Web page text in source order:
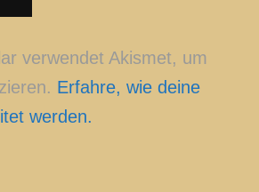
verwendet Akismet, um
Erfahre, wie deine
werden.